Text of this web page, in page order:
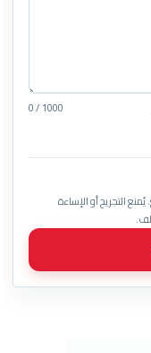
0 / 1000
التجريح أو الإساءة